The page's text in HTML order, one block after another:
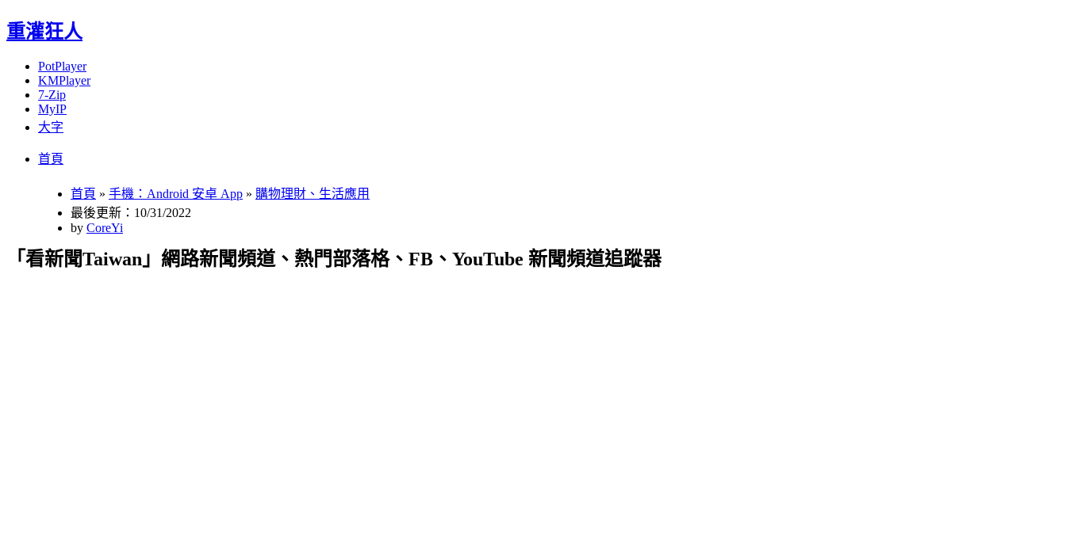
重灌狂人
PotPlayer
KMPlayer
7-Zip
MyIP
大字
首頁
首頁 » 手機：Android 安卓 App » 購物理財、生活應用
最後更新：10/31/2022
by CoreYi
「看新聞Taiwan」網路新聞頻道、熱門部落格、FB、YouTube 新聞頻道追蹤器